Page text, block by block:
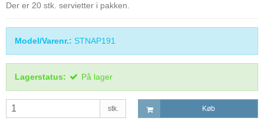
Der er 20 stk. servietter i pakken.
Model/Varenr.: STNAP191
Lagerstatus: På lager
stk. Køb